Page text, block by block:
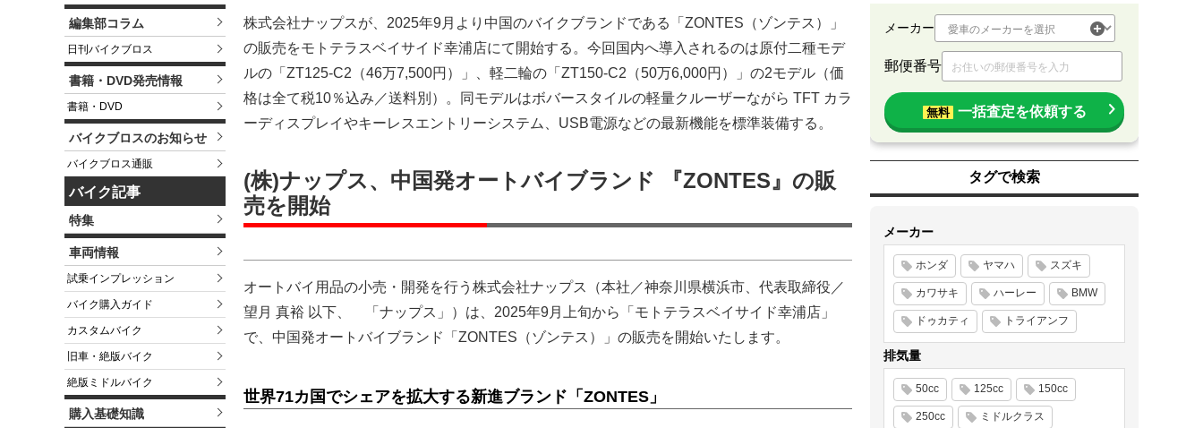
編集部コラム
日刊バイクブロス
書籍・DVD発売情報
書籍・DVD
バイクブロスのお知らせ
バイクブロス通販
バイク記事
特集
車両情報
試乗インプレッション
バイク購入ガイド
カスタムバイク
旧車・絶版バイク
絶版ミドルバイク
購入基礎知識
株式会社ナップスが、2025年9月より中国のバイクブランドである「ZONTES（ゾンテス）」
の販売をモトテラスベイサイド幸浦店にて開始する。今回国内へ導入されるのは原付二種モデ
ルの「ZT125-C2（46万7,500円）」、軽二輪の「ZT150-C2（50万6,000円）」の2モデル（価
格は全て税10％込み／送料別）。同モデルはボバースタイルの軽量クルーザーながら TFT カラ
ーディスプレイやキーレスエントリーシステム、USB電源などの最新機能を標準装備する。
(株)ナップス、中国発オートバイブランド 『ZONTES』の販
売を開始
オートバイ用品の小売・開発を行う株式会社ナップス（本社／神奈川県横浜市、代表取締役／
望月 真裕 以下、 「ナップス」）は、2025年9月上旬から「モトテラスベイサイド幸浦店」
で、中国発オートバイブランド「ZONTES（ゾンテス）」の販売を開始いたします。
世界71カ国でシェアを拡大する新進ブランド「ZONTES」
メーカー
郵便番号
無料 一括査定を依頼する
タグで検索
メーカー
ホンダ ヤマハ スズキ
カワサキ ハーレー BMW
ドゥカティ トライアンフ
排気量
50cc 125cc 150cc
250cc ミドルクラス